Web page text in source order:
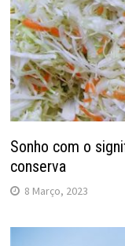
Sonho com o
conserva
8 Março, 2023